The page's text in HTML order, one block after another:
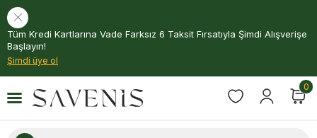
Tüm Kredi Kartlarına Vade Farksız 6 Taksit Fırsatıyla Şimdi Alışverişe
Başlayın!
Şimdi üye ol
0